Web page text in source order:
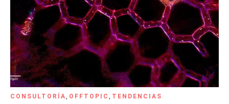
CONSULTORÍA, OFFTOPIC , TENDENCIAS